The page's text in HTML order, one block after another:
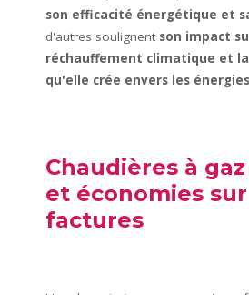
son efficacité énergétique et
d'autres soulignent son impact
réchauffement climatique et
qu'elle crée envers les
Chaudières à
et économies
factures